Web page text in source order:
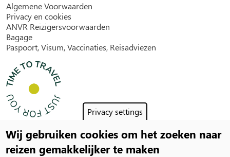
Privacy settings
Wij gebruiken cookies om het zoeken naar
reizen gemakkelijker te maken
Algemene Voorwaarden
Privacy en cookies
ANVR Reizigersvoorwaarden
Bagage
Paspoort, Visum, Vaccinaties, Reisadviezen
Social